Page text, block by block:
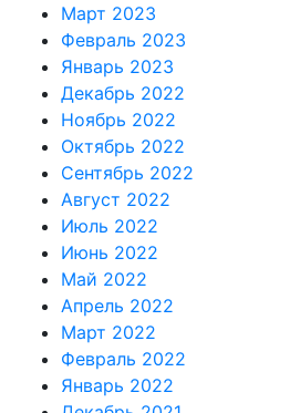
Март 2023
Февраль 2023
Январь 2023
Декабрь 2022
Ноябрь 2022
Октябрь 2022
Сентябрь 2022
Август 2022
Июль 2022
Июнь 2022
Май 2022
Апрель 2022
Март 2022
Февраль 2022
Январь 2022